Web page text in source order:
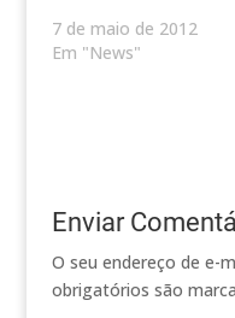
7 de maio de 2012
Em "News"
Enviar
O seu endereço de e-
obrigatórios são